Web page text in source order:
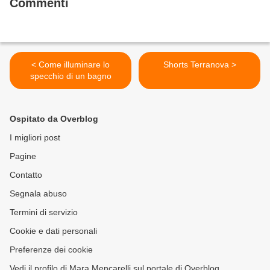
Commenti
< Come illuminare lo
specchio di un bagno
Shorts Terranova >
Ospitato da Overblog
I migliori post
Pagine
Contatto
Segnala abuso
Termini di servizio
Cookie e dati personali
Preferenze dei cookie